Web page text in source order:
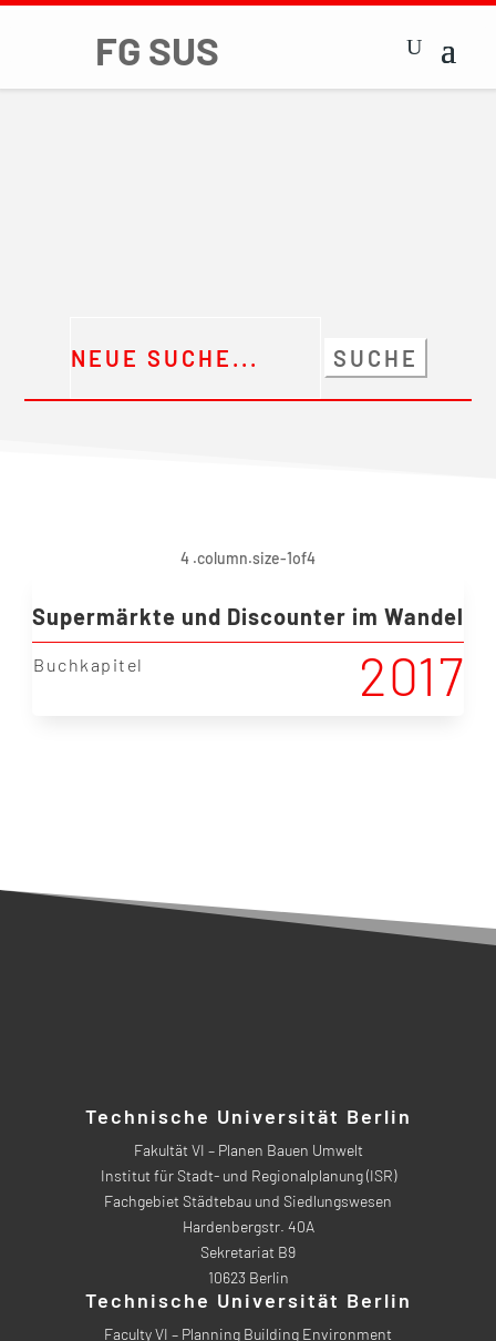
nach:
Supermärkte und Discounter im Wandel
2017
Buchkapitel
Technische Universität Berlin
Fakultät VI – Planen Bauen Umwelt
Institut für Stadt- und Regionalplanung (ISR)
Fachgebiet Städtebau und Siedlungswesen
Hardenbergstr. 40A
Sekretariat B9
10623 Berlin
Technische Universität Berlin
Faculty VI – Planning Building Environment